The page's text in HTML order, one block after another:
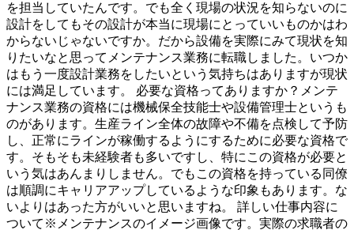
を担当していたんです。でも全く現場の状況を知らないのに
設計をしてもその設計が本当に現場にとっていいものかはわ
からないじゃないですか。だから設備を実際にみて現状を知
りたいなと思ってメンテナンス業務に転職しました。いつか
はもう一度設計業務をしたいという気持ちはありますが現状
には満足しています。 必要な資格ってありますか？メンテ
ナンス業務の資格には機械保全技能士や設備管理士というも
のがあります。生産ライン全体の故障や不備を点検して予防
し、正常にラインが稼働するようにするために必要な資格で
す。そもそも未経験者も多いですし、特にこの資格が必要と
いう気はあんまりしません。でもこの資格を持っている同僚
は順調にキャリアアップしているような印象もあります。な
いよりはあった方がいいと思いますね。 詳しい仕事内容に
ついて※メンテナンスのイメージ画像です。実際の求職者の